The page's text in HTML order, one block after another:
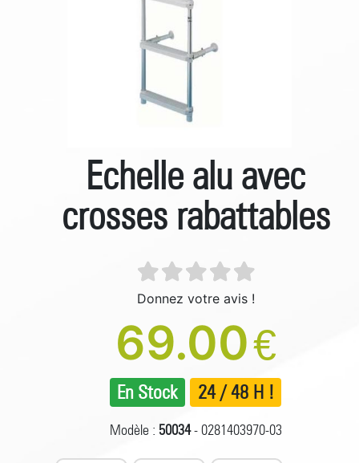
Echelle alu avec
crosses rabattables
Donnez votre avis !
69.00€
En Stock 24 / 48 H !
Modèle : 50034- 0281403970-03